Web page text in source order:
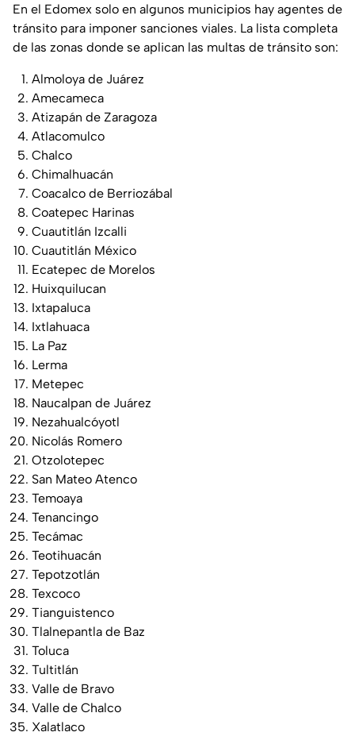
En el Edomex solo en algunos municipios hay agentes de
tránsito para imponer sanciones viales. La lista completa
de las zonas donde se aplican las multas de tránsito son:
Almoloya de Juárez
Amecameca
Atizapán de Zaragoza
Atlacomulco
Chalco
Chimalhuacán
Coacalco de Berriozábal
Coatepec Harinas
Cuautitlán Izcalli
Cuautitlán México
Ecatepec de Morelos
Huixquilucan
Ixtapaluca
Ixtlahuaca
La Paz
Lerma
Metepec
Naucalpan de Juárez
Nezahualcóyotl
Nicolás Romero
Otzolotepec
San Mateo Atenco
Temoaya
Tenancingo
Tecámac
Teotihuacán
Tepotzotlán
Texcoco
Tianguistenco
Tlalnepantla de Baz
Toluca
Tultitlán
Valle de Bravo
Valle de Chalco
Xalatlaco